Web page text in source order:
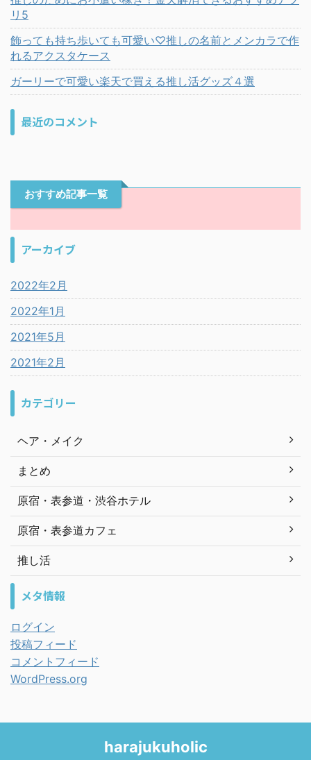
リ5
飾っても持ち歩いても可愛い♡推しの名前とメンカラで作
れるアクスタケース
ガーリーで可愛い楽天で買える推し活グッズ４選
最近のコメント
おすすめ記事一覧
アーカイブ
2022年2月
2022年1月
2021年5月
2021年2月
カテゴリー
ヘア・メイク
まとめ
原宿・表参道・渋谷ホテル
原宿・表参道カフェ
推し活
メタ情報
ログイン
投稿フィード
コメントフィード
WordPress.org
harajukuholic